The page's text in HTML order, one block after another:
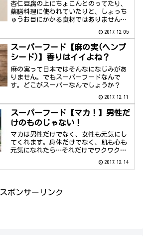
杏仁豆腐の上にちょこんとのってたり、
薬膳料理に使われていたりと、しょっち
ゅうお目にかかる食材ではありません
2017.12.05
スーパーフード【麻の実(ヘンプ
シード)】香りはイイよね？
麻の実って日本ではそんなになじみがあ
りません。でもスーパーフードなんで
す。どこがスーパーなんでしょうか？
2017.12.11
スーパーフード【マカ！】男性だ
けのものじゃない！
マカは男性だけでなく、女性も元気にし
てくれます。身体だけでなく、肌も心も
元気になれたら…それだけでワクワクし
2017.12.14
スポンサーリンク